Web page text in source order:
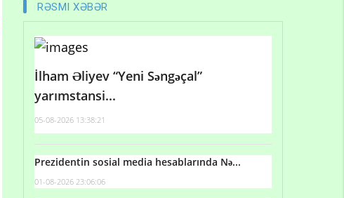
RƏSMI XƏBƏR
İlham Əliyev “Yeni Səngəçal”
yarımstansi...
05-08-2026 13:38:21
Prezidentin sosial media hesablarında Nə...
01-08-2026 23:06:06